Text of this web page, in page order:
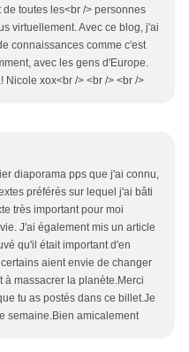
toutes les<br /> personnes
virtuellement. Avec ce blog, j'ai
connaissances comme c'est
avec les gens d'Europe.
Nicole xox<br /> <br /> <br />
diaporama pps que j'ai connu,
préférés sur lequel j'ai bâti
très important pour moi
J'ai également mis un article
qu'il était important d'en
aient envie de changer
à massacrer la planète.Merci
tu as postés dans ce billet.Je
semaine.Bien amicalement